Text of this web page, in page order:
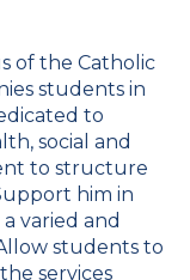
of the Catholic
students in
to
social and
to structure
him in
varied and
students to
services